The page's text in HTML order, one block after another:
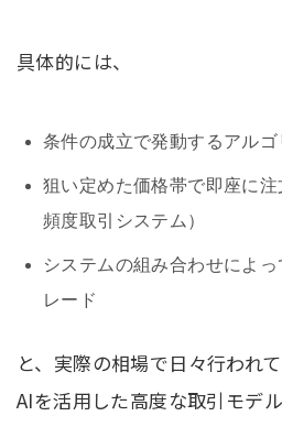
具体的には、
条件の成立で発動するアルゴ
狙い定めた価格帯で即座に
頻度取引システム ）
システムの組み合わせによ
レード
と、実際の相場で日々行われ
AIを活用した高度な取引モデル